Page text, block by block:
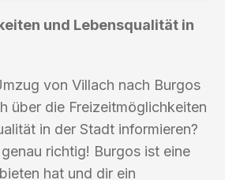
und Lebensqualität in
von Villach nach Burgos
über die Freizeitmöglichkeiten
in der Stadt informieren?
richtig! Burgos ist eine
hat und dir ein